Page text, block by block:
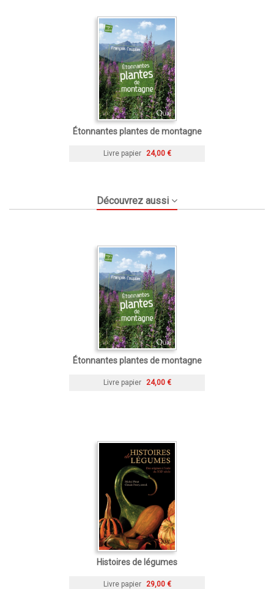
Étonnantes plantes de montagne
Livre papier 24,00 €
Découvrez aussi
Étonnantes plantes de montagne
Livre papier 24,00 €
Histoires de légumes
Livre papier 29,00 €